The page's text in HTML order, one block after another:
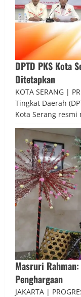
DPTD PKS Kota
Ditetapkan
KOTA SERANG |
Tingkat Daerah
Kota Serang resmi
Masruri
Penghargaan
JAKARTA |